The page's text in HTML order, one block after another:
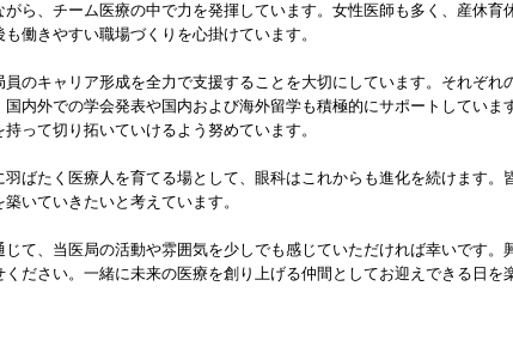
ら、チーム医療の中で力を発揮しています。女性医師も多く、産休育
働きやすい職場づくりを心掛けています。
のキャリア形成を全力で支援することを大切にしています。それぞれ
内外での学会発表や国内および海外留学も積極的にサポートしていま
って切り拓いていけるよう努めています。
ばたく医療人を育てる場として、眼科はこれからも進化を続けます。
いていきたいと考えています。
て、当医局の活動や雰囲気を少しでも感じていただければ幸いです。
ださい。一緒に未来の医療を創り上げる仲間としてお迎えできる日を